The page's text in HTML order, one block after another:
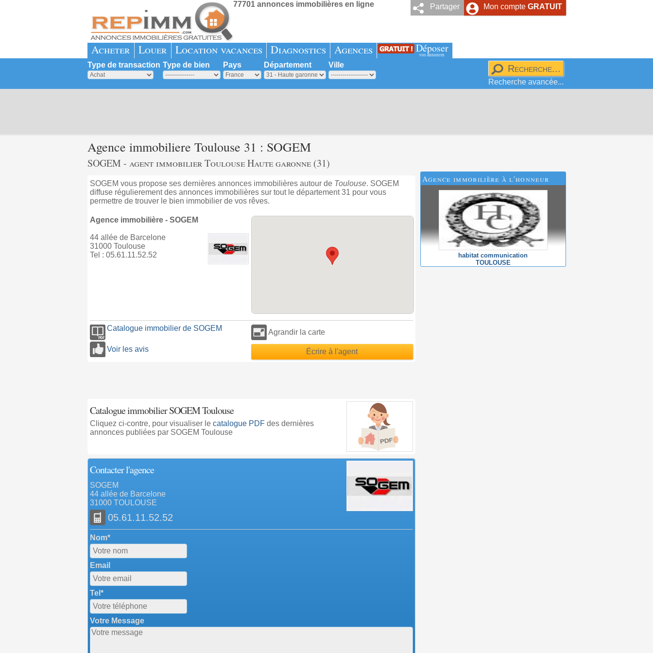
Mon compte GRATUIT
Partager
77701 annonces immobilières en ligne
Acheter Louer Location vacances Diagnostics Agences Déposer
vos annonces
Type de transaction Type de bien Pays Département Ville
Recherche avancée...
Agence immobiliere Toulouse 31 : SOGEM
SOGEM - agent immobilier Toulouse Haute garonne (31)
SOGEM vous propose ses dernières annonces immobilières autour de Toulouse. SOGEM
diffuse régulierement des annonces immobilières sur tout le département 31 pour vous
permettre de trouver le bien immobilier de vos rêves.
Agence immobilière - SOGEM
44 allée de Barcelone
31000 Toulouse
Tel : 05.61.11.52.52
Catalogue immobilier de SOGEM
Voir les avis
Agrandir la carte
Écrire à l'agent
Catalogue immobilier SOGEM Toulouse
Cliquez ci-contre, pour visualiser le catalogue PDFdes dernières
annonces publiées par SOGEM Toulouse
Contacter l'agence
SOGEM
44 allée de Barcelone
31000 TOULOUSE
05.61.11.52.52
Nom*
Email
Tel*
Votre Message
Agence immobilière à l'honneur
habitat communication
TOULOUSE